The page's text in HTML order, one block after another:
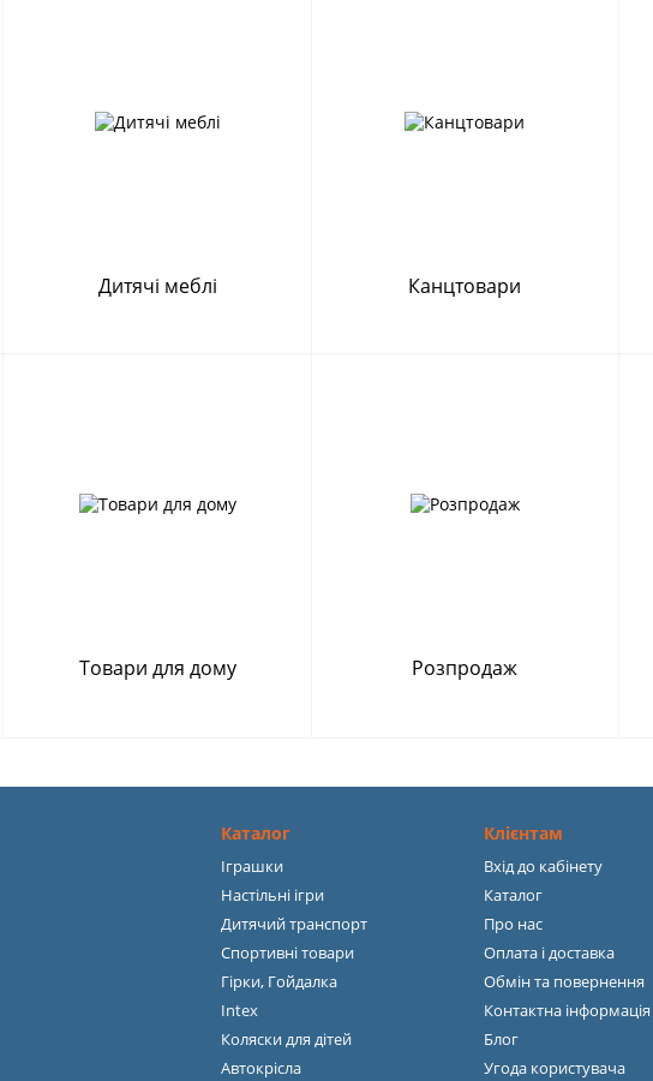
Дитячі меблі Канцтовари
Товари для дому Розпродаж
Каталог
Іграшки
Настільні ігри
Дитячий транспорт
Спортивні товари
Гірки, Гойдалка
Intex
Коляски для дітей
Автокрісла
Клієнтам
Вхід до кабінету
Каталог
Про нас
Оплата і доставка
Обмін та повернення
Контактна інформація
Блог
Угода користувача